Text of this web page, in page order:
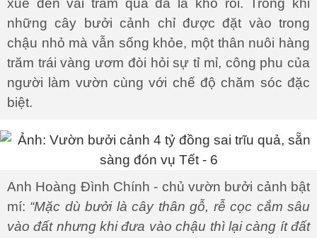
xuê đến vài trăm quả đã là khó rồi. Trong khi
những cây bưởi cảnh chỉ được đặt vào trong
chậu nhỏ mà vẫn sống khỏe, một thân nuôi hàng
trăm trái vàng ươm đòi hỏi sự tỉ mỉ, công phu của
người làm vườn cùng với chế độ chăm sóc đặc
biệt.
Anh Hoàng Đình Chính - chủ vườn bưởi cảnh bật
mí: “Mặc dù bưởi là cây thân gỗ, rễ cọc cắm sâu
vào đất nhưng khi đưa vào chậu thì lại càng ít đất